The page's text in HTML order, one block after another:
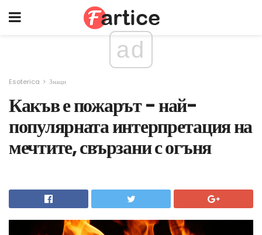
ad
Esoterica Знаци
Какъв е пожарът - най-
популярната интерпретация на
мечтите, свързани с огъня